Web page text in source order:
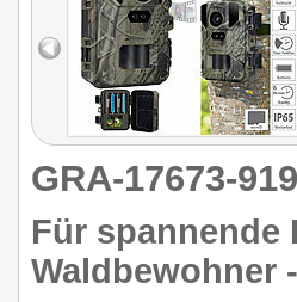
GRA-17673-
Für spannende
Waldbewohner